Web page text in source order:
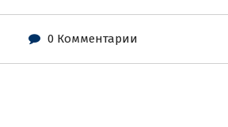
0 Комментарии